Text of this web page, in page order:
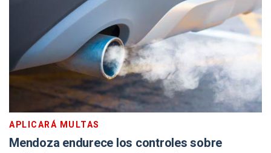
APLICARÁ MULTAS
Mendoza endurece los controles sobre